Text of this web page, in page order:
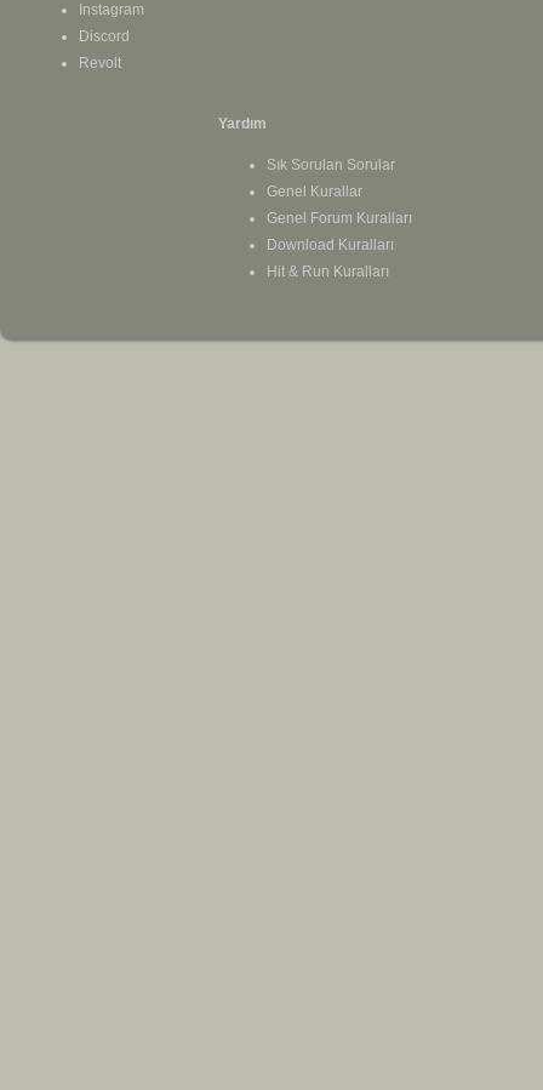
Instagram
Discord
Revolt
Yardım
Sık Sorulan Sorular
Genel Kurallar
Genel Forum Kuralları
Download Kuralları
Hit & Run Kuralları